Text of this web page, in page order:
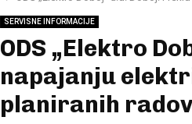
SERVISNE INFORMACIJE
ODS „Elektro
napajanju
planiranih